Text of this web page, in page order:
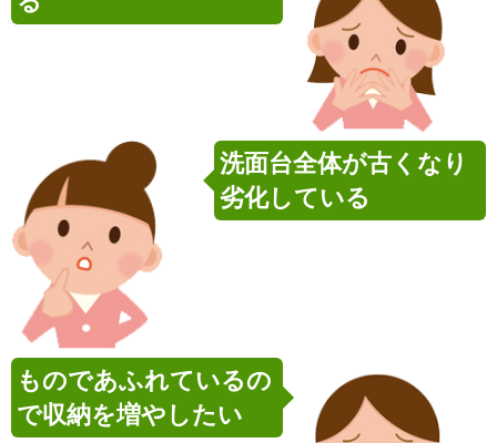
洗面台全体が古くなり
劣化している
ものであふれているの
で収納を増やしたい